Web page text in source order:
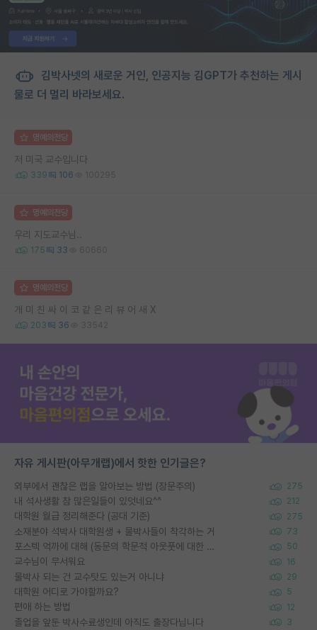
김박사넷의 새로운 거인, 인공지능 김GPT가 추천하는 게시
물로 더 멀리 바라보세요.
명예의전당
저 미국 교수입니다
339 106 100295
명예의전당
우리 지도교수님..
175 33 60660
명예의전당
개 미 친 싸 이 코 같 은 리 뷰 어 새 X
203 36 33542
자유 게시판(아무개랩)에서 핫한 인기글은?
외부에서 괜찮은 랩을 알아보는 방법 (장문주의) 275
내 석사생활 참 많은일들이 있엇네요^^ 212
대학원 월급 정리해준다 (공대 기준) 275
소재분야 석박사 대학원생 + 물박사들이 착각하는 거 73
포스텍 억까에 대해 (동문의 학문적 아웃풋에 대한 반박) 50
교수님이 무서워요 16
물박사 되는 건 교수탓도 있는거 아니냐 29
대학원 어디로 가야할까요? 5
편애 하는 방법 12
졸업을 앞둔 박사수료생인데 아직도 출장다닙니다 3